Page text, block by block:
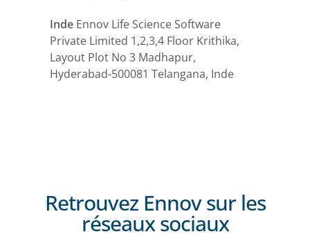
Inde Ennov Life Science Software
Private Limited 1,2,3,4 Floor Krithika,
Layout Plot No 3 Madhapur,
Hyderabad-500081 Telangana, Inde
Retrouvez Ennov sur les
réseaux sociaux